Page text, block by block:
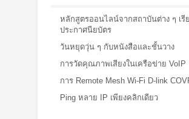
หลักสูตรออนไลน์จากสถาบันต่าง ๆ เรี
ประกาศนียบัตร
วันหยุดวุ่น ๆ กับหนังสือและชั้นวาง
การวัดคุณภาพเสียงในเครือข่าย VoIP
การ Remote Mesh Wi-Fi D-link
Ping หลาย IP เพียงคลิกเดียว